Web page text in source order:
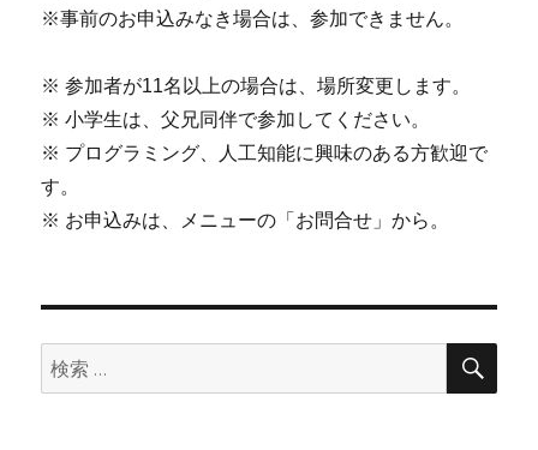
※事前のお申込みなき場合は、参加できません。
※ 参加者が11名以上の場合は、場所変更します。
※ 小学生は、父兄同伴で参加してください。
※ プログラミング、人工知能に興味のある方歓迎で
す。
※ お申込みは、メニューの「お問合せ」から。
検
索:
検